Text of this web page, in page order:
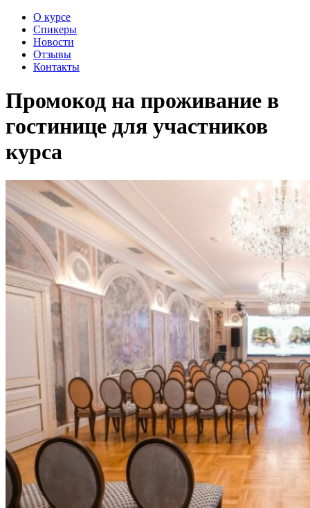
О курсе
Спикеры
Новости
Отзывы
Контакты
Промокод на проживание в
гостинице для участников
курса